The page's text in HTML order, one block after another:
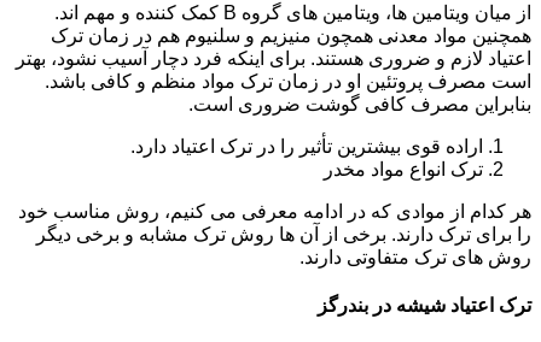
از میان ویتامین ها، ویتامین های گروه B کمک کننده و مهم اند.
همچنین مواد معدنی همچون منیزیم و سلنیوم هم در زمان ترک
اعتیاد لازم و ضروری هستند. برای اینکه فرد دچار آسیب نشود، بهتر
است مصرف پروتئین او در زمان ترک مواد منظم و کافی باشد.
بنابراین مصرف کافی گوشت ضروری است.
اراده قوی بیشترین تأثیر را در ترک اعتیاد دارد.
ترک انواع مواد مخدر
هر کدام از موادی که در ادامه معرفی می کنیم، روش مناسب خود
را برای ترک دارند. برخی از آن ها روش ترک مشابه و برخی دیگر
روش های ترک متفاوتی دارند.
ترک اعتیاد شیشه در بندرگز